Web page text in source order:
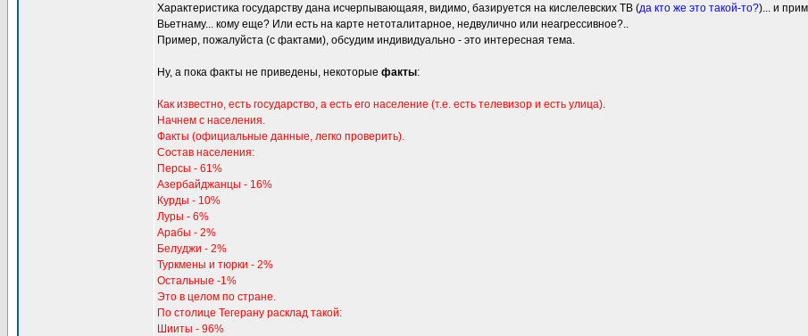
Характеристика государству дана исчерпывающаяя, видимо, базируется на кислелевских ТВ (да кто же это такой-то?)... и
Вьетнаму... кому еще? Или есть на карте нетоталитарное, недвулично или неагрессивное?..
Пример, пожалуйста (с фактами), обсудим индивидуально - это интересная тема.
Ну, а пока факты не приведены, некоторые факты:
Как известно, есть государство, а есть его население (т.е. есть телевизор и есть улица).
Начнем с населения.
Факты (официальные данные, легко проверить).
Состав населения:
Персы - 61%
Азербайджанцы - 16%
Курды - 10%
Луры - 6%
Арабы - 2%
Белуджи - 2%
Туркмены и тюрки - 2%
Остальные -1%
Это в целом по стране.
По столице Тегерану расклад такой:
Шииты - 96%